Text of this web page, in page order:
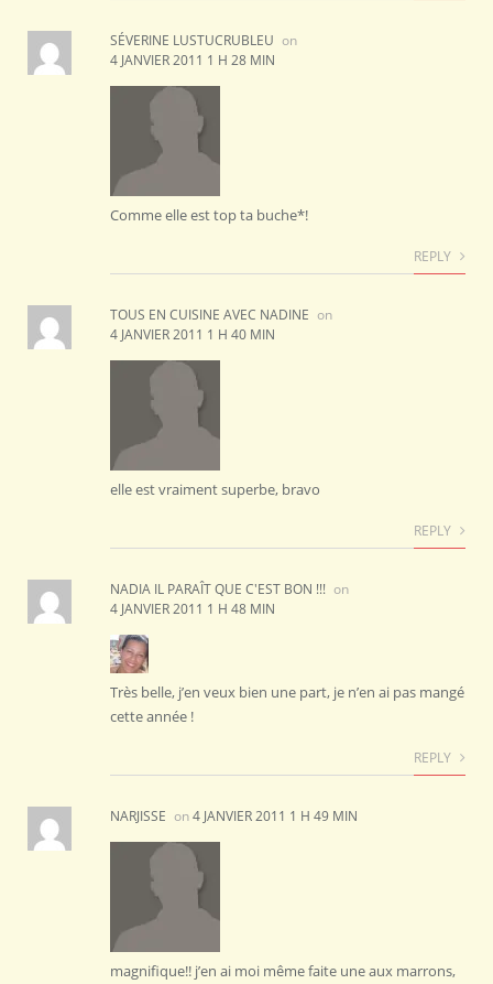
SÉVERINE LUSTUCRUBLEU on
4 JANVIER 2011 1 H 28 MIN
Comme elle est top ta buche*!
REPLY
TOUS EN CUISINE AVEC NADINE on
4 JANVIER 2011 1 H 40 MIN
elle est vraiment superbe, bravo
REPLY
NADIA IL PARAÎT QUE C'EST BON !!! on
4 JANVIER 2011 1 H 48 MIN
Très belle, j’en veux bien une part, je n’en ai pas mangé
cette année !
REPLY
NARJISSE on4 JANVIER 2011 1 H 49 MIN
magnifique!! j’en ai moi même faite une aux marrons,